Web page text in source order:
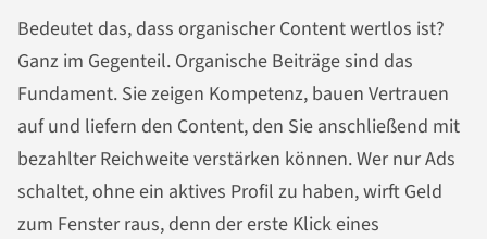
Bedeutet das, dass organischer Content wertlos ist?
Ganz im Gegenteil. Organische Beiträge sind das
Fundament. Sie zeigen Kompetenz, bauen Vertrauen
auf und liefern den Content, den Sie anschließend mit
bezahlter Reichweite verstärken können. Wer nur Ads
schaltet, ohne ein aktives Profil zu haben, wirft Geld
zum Fenster raus, denn der erste Klick eines